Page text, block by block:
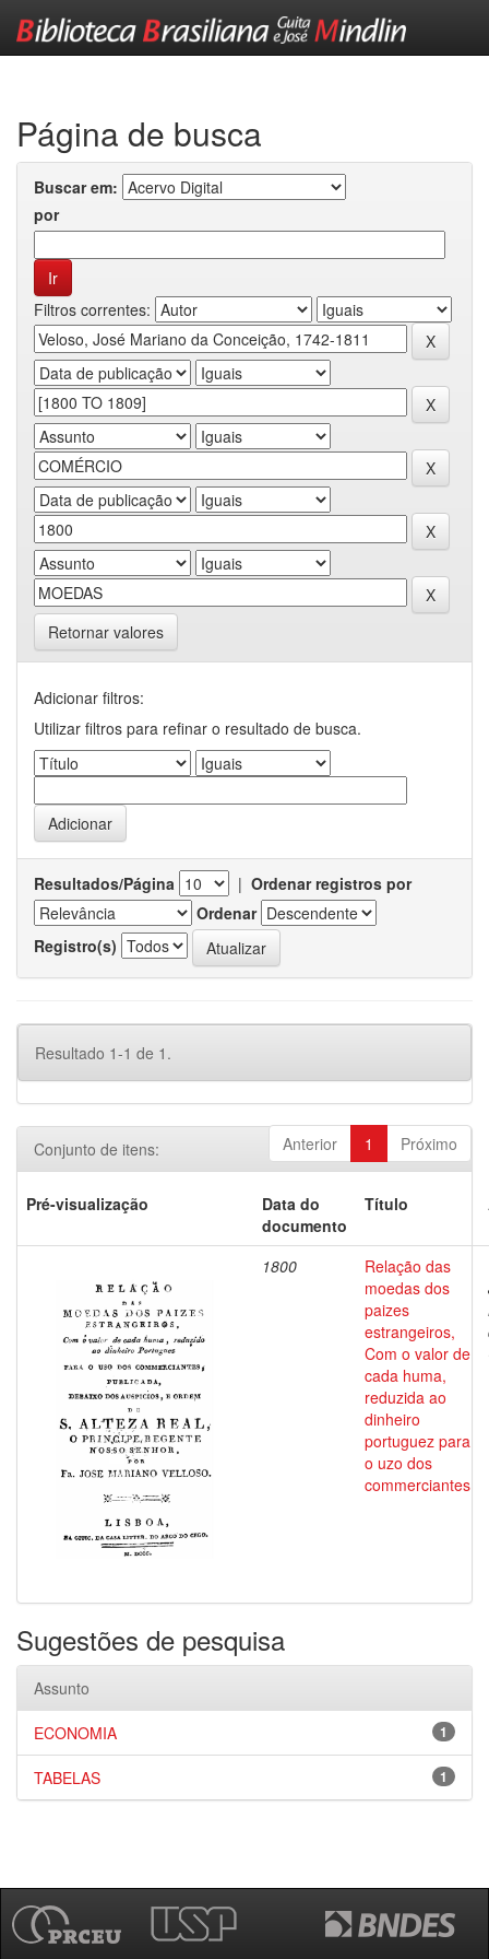
Página de busca
Buscar em:
por
Filtros correntes:
Retornar valores
Adicionar filtros:
Utilizar filtros para refinar o resultado de busca.
Resultados/Página | Ordenar registros por
Ordenar
Registro(s)
Resultado 1-1 de 1.
Anterior 1 Próximo
Conjunto de itens:
Pré-visualização
Data do
documento
Título
1800
Relação das
moedas dos
paizes
estrangeiros,
Com o valor de
cada huma,
reduzida ao
dinheiro
portuguez para
o uzo dos
commerciantes
Sugestões de pesquisa
Assunto
1
ECONOMIA
1
TABELAS